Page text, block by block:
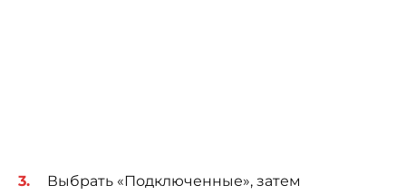
Выбрать «Подключенные», затем